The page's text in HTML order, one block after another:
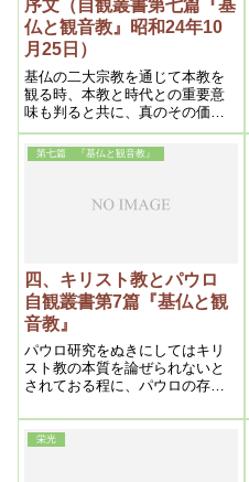
序文（自観叢書第七篇『基
仏と観音教』昭和24年10
月25日）
基仏の二大宗教を通じて本教を
観る時、本教と時代との重要意
味も判ると共に、真のその価値
を見出し得るであろう。
第七篇 『基仏と観音教』
四、キリスト教とパウロ
自観叢書第7篇『基仏と観
音教』
パウロ研究をぬきにしてはキリ
スト教の本質を論ぜられないと
されておる程に、パウロの存在
の関係に立っているからなので
あります。
栄光